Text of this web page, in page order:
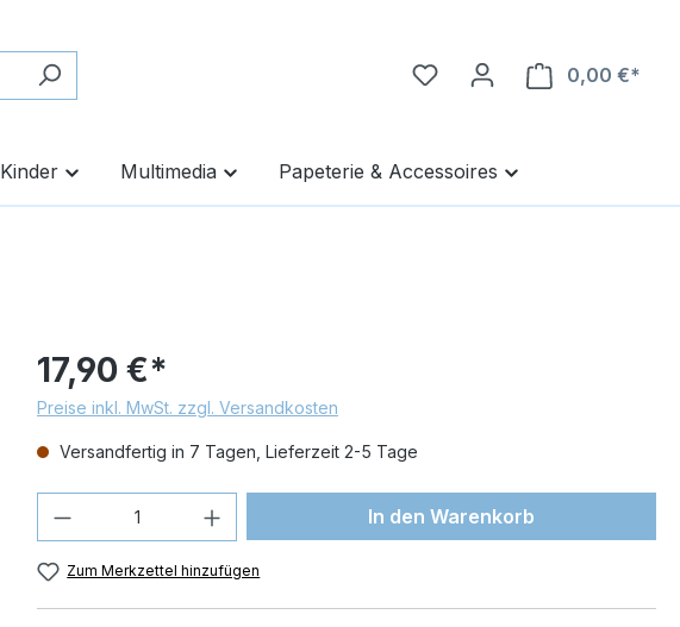
0,00 €*
Kinder Multimedia Papeterie & Accessoires
17,90 €*
Preise inkl. MwSt. zzgl. Versandkosten
Versandfertig in 7 Tagen, Lieferzeit 2-5 Tage
Produkt Anzahl: Gib den gewünschten Wert
In den Warenkorb
Zum Merkzettel hinzufügen